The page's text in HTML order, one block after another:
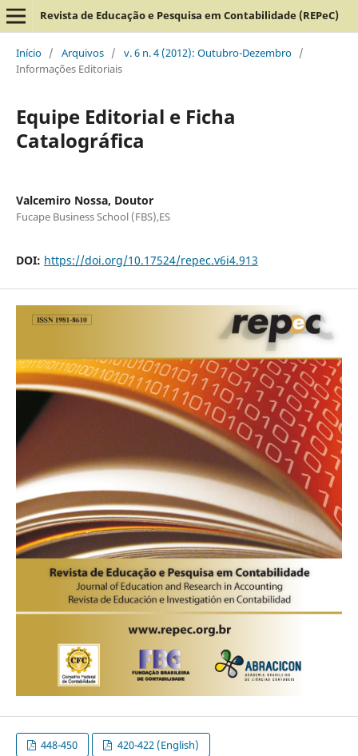
Revista de Educação e Pesquisa em Contabilidade (REPeC)
Início / Arquivos / v. 6 n. 4 (2012): Outubro-Dezembro /
Informações Editoriais
Equipe Editorial e Ficha
Catalográfica
Valcemiro Nossa, Doutor
Fucape Business School (FBS),ES
DOI: https://doi.org/10.17524/repec.v6i4.913
448-450
420-422 (English)